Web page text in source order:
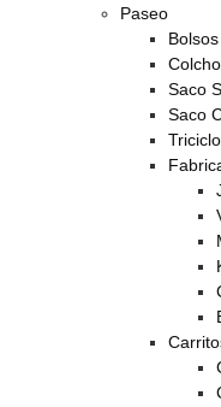
Paseo
Saco
Saco